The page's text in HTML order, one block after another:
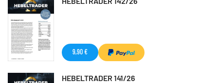
9,90 €
HEBELTRADER 141/26